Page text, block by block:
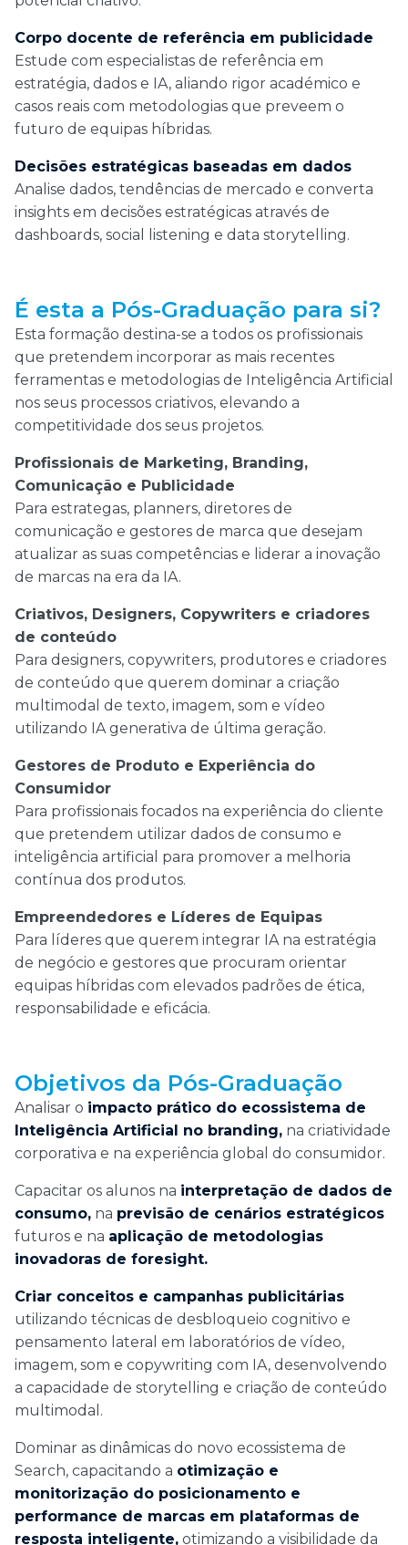
Corpo docente de referência em publicidade
Estude com especialistas de referência em
estratégia, dados e IA, aliando rigor académico e
casos reais com metodologias que preveem o
futuro de equipas híbridas.
Decisões estratégicas baseadas em dados
Analise dados, tendências de mercado e converta
insights em decisões estratégicas através de
dashboards, social listening e data storytelling.
É esta a Pós-Graduação para si?
Esta formação destina-se a todos os profissionais
que pretendem incorporar as mais recentes
ferramentas e metodologias de Inteligência Artificial
nos seus processos criativos, elevando a
competitividade dos seus projetos.
Profissionais de Marketing, Branding,
Comunicação e Publicidade
Para estrategas, planners, diretores de
comunicação e gestores de marca que desejam
atualizar as suas competências e liderar a inovação
de marcas na era da IA.
Criativos, Designers, Copywriters e criadores
de conteúdo
Para designers, copywriters, produtores e criadores
de conteúdo que querem dominar a criação
multimodal de texto, imagem, som e vídeo
utilizando IA generativa de última geração.
Gestores de Produto e Experiência do
Consumidor
Para profissionais focados na experiência do cliente
que pretendem utilizar dados de consumo e
inteligência artificial para promover a melhoria
contínua dos produtos.
Empreendedores e Líderes de Equipas
Para líderes que querem integrar IA na estratégia
de negócio e gestores que procuram orientar
equipas híbridas com elevados padrões de ética,
responsabilidade e eficácia.
Objetivos da Pós-Graduação
Analisar o impacto prático do ecossistema de
Inteligência Artificial no branding, na criatividade
corporativa e na experiência global do consumidor.
Capacitar os alunos na interpretação de dados de
consumo, na previsão de cenários estratégicos
futuros e na aplicação de metodologias
inovadoras de foresight.
Criar conceitos e campanhas publicitárias
utilizando técnicas de desbloqueio cognitivo e
pensamento lateral em laboratórios de vídeo,
imagem, som e copywriting com IA, desenvolvendo
a capacidade de storytelling e criação de conteúdo
multimodal.
Dominar as dinâmicas do novo ecossistema de
Search, capacitando a otimização e
monitorização do posicionamento e
performance de marcas em plataformas de
resposta inteligente, otimizando a visibilidade da